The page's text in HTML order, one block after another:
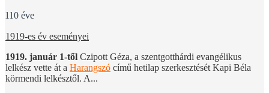
110 éve
1919-es év eseményei
1919. január 1-től Czipott Géza, a szentgotthárdi evangélikus
lelkész vette át a Harangszó című hetilap szerkesztését Kapi Béla
körmendi lelkésztől. A...